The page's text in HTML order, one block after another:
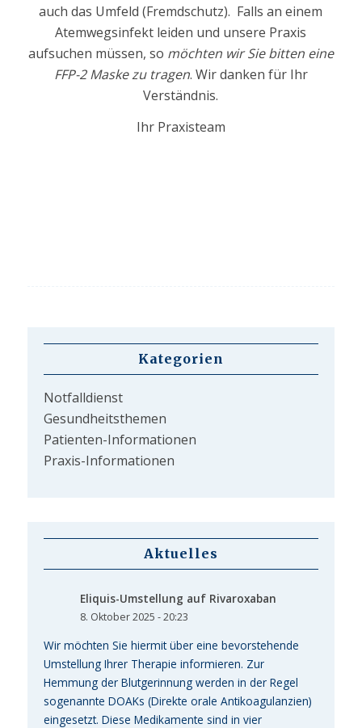
auch das Umfeld (Fremdschutz). Falls an einem
Atemwegsinfekt leiden und unsere Praxis
aufsuchen müssen, so möchten wir Sie bitten eine
FFP-2 Maske zu tragen. Wir danken für Ihr
Verständnis.
Ihr Praxisteam
Kategorien
Notfalldienst
Gesundheitsthemen
Patienten-Informationen
Praxis-Informationen
Aktuelles
Eliquis-Umstellung auf Rivaroxaban
8. Oktober 2025 - 20:23
Wir möchten Sie hiermit über eine bevorstehende
Umstellung Ihrer Therapie informieren. Zur
Hemmung der Blutgerinnung werden in der Regel
sogenannte DOAKs (Direkte orale Antikoagulanzien)
eingesetzt. Diese Medikamente sind in vier